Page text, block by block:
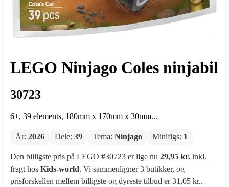
LEGO Ninjago Coles ninjabil
30723
6+, 39 elements, 180mm x 170mm x 30mm...
År: 2026 Dele: 39 Tema: Ninjago Minifigs: 1
Den billigste pris på LEGO #30723 er lige nu 29,95 kr. inkl.
fragt hos Kids-world. Vi sammenligner 3 butikker, og
prisforskellen mellem billigste og dyreste tilbud er 31,05 kr..